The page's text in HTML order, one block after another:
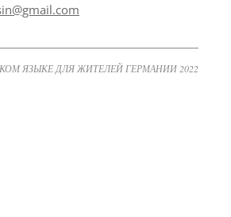
ЯЗЫКЕ ДЛЯ ЖИТЕЛЕЙ ГЕРМАНИИ 2022